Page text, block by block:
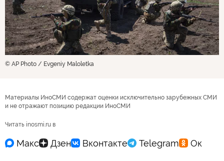
© AP Photo / Evgeniy Maloletka
Материалы ИноСМИ содержат оценки исключительно зарубежных СМИ
и не отражают позицию редакции ИноСМИ
Читать inosmi.ru в